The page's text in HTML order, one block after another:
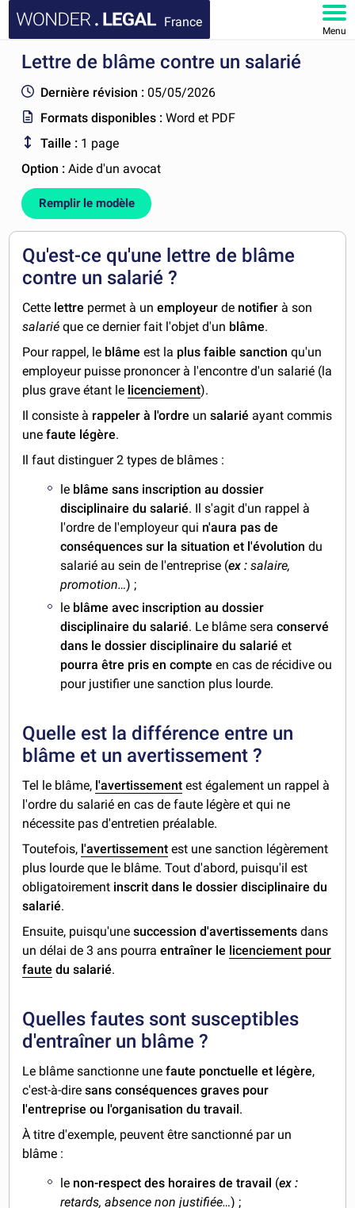
France
Menu
ACCUEIL
DOCUMENTS
FAQ
MON COMPTE
Lettre de blâme contre un salarié
Dernière révision : 05/05/2026
Formats disponibles :Word et PDF
Taille : 1 page
Option :Aide d'un avocat
Remplir le modèle
Qu'est-ce qu'une lettre de blâme
contre un salarié ?
Cette lettre permet à un employeur de notifier à son
salariéque ce dernier fait l'objet d'un blâme.
Pour rappel, le blâmeest la plus faible sanctionqu'un
employeur puisse prononcer à l'encontre d'un salarié (la
plus grave étant le licenciement).
Il consiste à rappeler à l'ordre unsalarié ayant commis
une faute légère.
Il faut distinguer 2 types de blâmes :
le blâme sans inscription au dossier
disciplinaire du salarié. Il s'agit d'un rappel à
l'ordre de l'employeur qui n'aura pas de
conséquences sur la situation et l'évolutiondu
salarié au sein de l'entreprise (ex : salaire,
promotion…) ;
le blâme avec inscription au dossier
disciplinaire du salarié. Le blâme seraconservé
dans le dossier disciplinaire du salarié et
pourra être pris en compteen cas de récidive ou
pour justifier une sanction plus lourde.
Quelle est la différence entre un
blâme et un avertissement ?
Tel le blâme, l'avertissement est également un rappel à
l'ordre du salarié en cas de faute légère et qui ne
nécessite pas d'entretien préalable.
Toutefois, l'avertissement est une sanction légèrement
plus lourde que le blâme. Tout d'abord, puisqu'il est
obligatoirement inscrit dans le dossier disciplinaire du
salarié.
Ensuite, puisqu'unesuccession d'avertissements dans
un délai de 3 ans pourraentraîner le licenciement pour
faute du salarié.
Quelles fautes sont susceptibles
d'entraîner un blâme ?
Le blâme sanctionne une faute ponctuelle et légère,
c'est-à-diresans conséquences graves pour
l'entreprise ou l'organisation du travail.
À titre d'exemple, peuvent être sanctionné par un
blâme :
le non-respect des horaires de travail (ex :
retards, absence non justifiée…) ;